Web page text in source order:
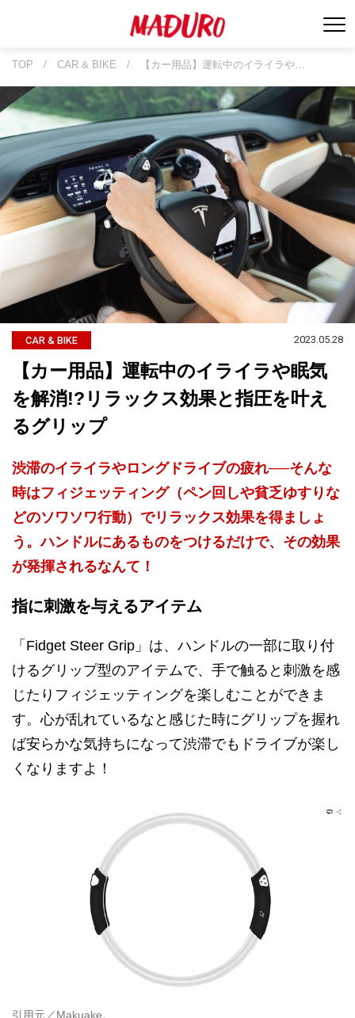
TOP / CAR & BIKE / 【カー用品】運転中のイライラや…
CAR & BIKE 2023.05.28
【カー用品】運転中のイライラや眠気
を解消!?リラックス効果と指圧を叶え
るグリップ
渋滞のイライラやロングドライブの疲れ──そんな
時はフィジェッティング（ペン回しや貧乏ゆすりな
どのソワソワ行動）でリラックス効果を得ましょ
う。ハンドルにあるものをつけるだけで、その効果
が発揮されるなんて！
指に刺激を与えるアイテム
「Fidget Steer Grip」は、ハンドルの一部に取り付
けるグリップ型のアイテムで、手で触ると刺激を感
じたりフィジェッティングを楽しむことができま
す。心が乱れているなと感じた時にグリップを握れ
ば安らかな気持ちになって渋滞でもドライブが楽し
くなりますよ！
引用元／Makuake。